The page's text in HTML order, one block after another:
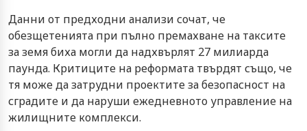
Данни от предходни анализи сочат, че
обезщетенията при пълно премахване на таксите
за земя биха могли да надхвърлят 27 милиарда
паунда. Критиците на реформата твърдят също, че
тя може да затрудни проектите за безопасност на
сградите и да наруши ежедневното управление на
жилищните комплекси.